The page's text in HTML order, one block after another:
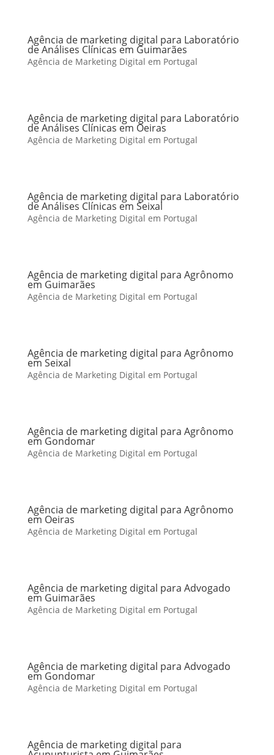
Agência de marketing digital para Laboratório
de Análises Clínicas em Guimarães
Agência de Marketing Digital em Portugal
Agência de marketing digital para Laboratório
de Análises Clínicas em Oeiras
Agência de Marketing Digital em Portugal
Agência de marketing digital para Laboratório
de Análises Clínicas em Seixal
Agência de Marketing Digital em Portugal
Agência de marketing digital para Agrônomo
em Guimarães
Agência de Marketing Digital em Portugal
Agência de marketing digital para Agrônomo
em Seixal
Agência de Marketing Digital em Portugal
Agência de marketing digital para Agrônomo
em Gondomar
Agência de Marketing Digital em Portugal
Agência de marketing digital para Agrônomo
em Oeiras
Agência de Marketing Digital em Portugal
Agência de marketing digital para Advogado
em Guimarães
Agência de Marketing Digital em Portugal
Agência de marketing digital para Advogado
em Gondomar
Agência de Marketing Digital em Portugal
Agência de marketing digital para